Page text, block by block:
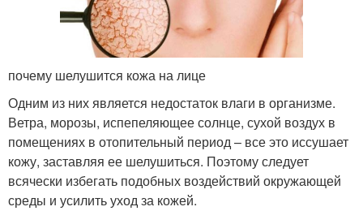
почему шелушится кожа на лице
Одним из них является недостаток влаги в организме.
Ветра, морозы, испепеляющее солнце, сухой воздух в
помещениях в отопительный период – все это иссушает
кожу, заставляя ее шелушиться. Поэтому следует
всячески избегать подобных воздействий окружающей
среды и усилить уход за кожей.